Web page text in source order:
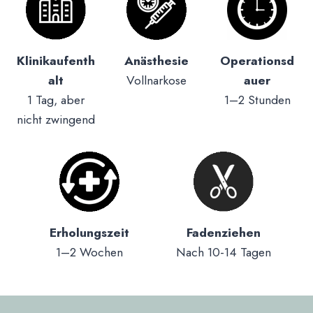
Klinikaufenth
alt
1 Tag, aber
nicht zwingend
Anästhesie
Vollnarkose
Operationsd
auer
1–2 Stunden
Erholungszeit
1–2 Wochen
Fadenziehen
Nach 10-14 Tagen